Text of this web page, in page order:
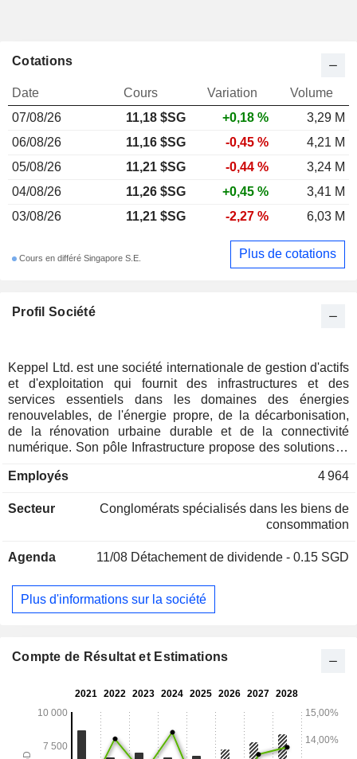
Profil Société
Keppel Ltd. est une société internationale de gestion d'actifs
et d'exploitation qui fournit des infrastructures et des
services essentiels dans les domaines des énergies
renouvelables, de l'énergie propre, de la décarbonisation,
de la rénovation urbaine durable et de la connectivité
numérique. Son pôle Infrastructure propose des solutions et
indispensables au développement durable. Son pôle
durables, en mettant l'accent sur la rénovation urbaine
durable et les résidences pour seniors. Les principales
développement et l'exploitation de centres de données, la
d'équipements de télécommunications et de technologies de
l'information, ainsi que la fourniture de solutions et de
trésorerie, la recherche et le développement, les
Employés 4 964
Secteur
Conglomérats spécialisés dans les biens de
consommation
Agenda 11/08 Détachement de dividende - 0.15 SGD
Plus d'informations sur la société
Cotations
Date Cours Variation
Volume
07/08/26
11,18 $SG +0,18 %
3,29 M
06/08/26
11,16 $SG -0,45 %
4,21 M
05/08/26
11,21 $SG -0,44 %
3,24 M
04/08/26
11,26 $SG +0,45 %
3,41 M
03/08/26
11,21 $SG -2,27 % 6,03 M
Cours en différé Singapore S.E. Plus de cotations
Compte de Résultat et Estimations